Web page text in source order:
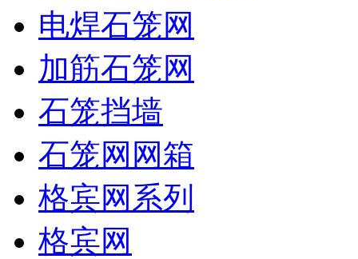
电焊石笼网
加筋石笼网
石笼挡墙
石笼网网箱
格宾网系列
格宾网